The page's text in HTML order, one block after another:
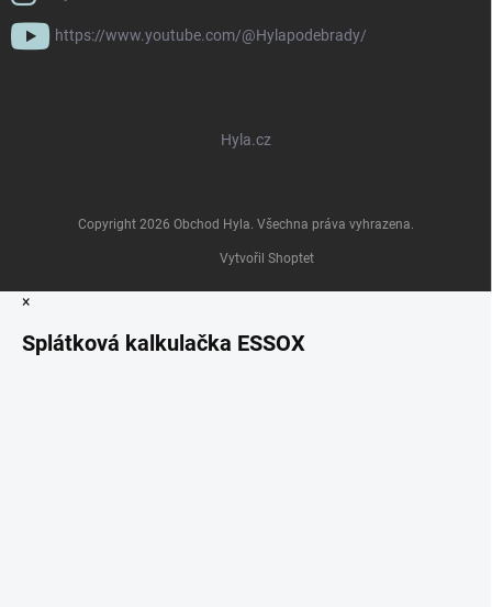
https://www.youtube.com/@Hylapodebrady/
Hyla.cz
Vytvořil Shoptet
Copyright 2026 Obchod Hyla. Všechna práva vyhrazena.
×
Splátková kalkulačka ESSOX